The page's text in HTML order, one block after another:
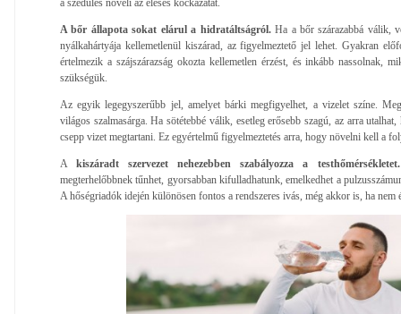
A bőr állapota sokat elárul a hidratáltságról.Ha a bőr szárazabbá válik,
nyálkahártyája kellemetlenül kiszárad, az figyelmeztető jel lehet. Gyakran
értelmezik a szájszárazság okozta kellemetlen érzést, és inkább nassolnak,
szükségük.
Az egyik legegyszerűbb jel, amelyet bárki megfigyelhet, a vizelet színe.
világos szalmasárga. Ha sötétebbé válik, esetleg erősebb szagú, az arra
csepp vizet megtartani. Ez egyértelmű figyelmeztetés arra, hogy növelni kell a
Akiszáradt szervezet nehezebben szabályozza a testhőmérsékletet.
megterhelőbbnek tűnhet, gyorsabban kifulladhatunk, emelkedhet a
A hőségriadók idején különösen fontos a rendszeres ivás, még akkor is, ha nem